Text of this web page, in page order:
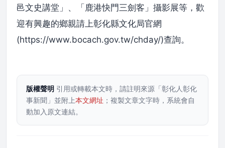
邑文史講堂」、「鹿港快門三劍客」攝影展等，歡
迎有興趣的鄉親請上彰化縣文化局官網
(https://www.bocach.gov.tw/chday/)查詢。
版權聲明 引用或轉載本文時，請註明來源「彰化人彰化
事新聞」並附上本文網址 ；複製文章文字時，系統會自
動加入原文連結。